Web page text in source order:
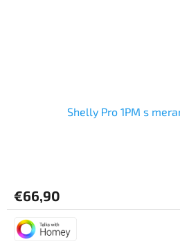
Shelly Pro 1PM s
€66,90